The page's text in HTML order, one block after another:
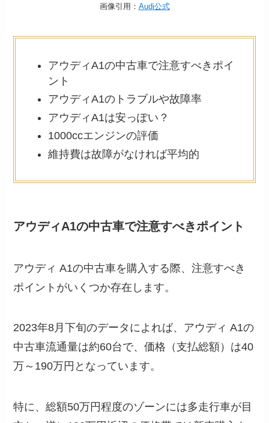
画像引用： Audi公式
アウディA1の中古車で注意すべきポイ
ント
アウディA1のトラブルや故障率
アウディA1は安っぽい？
1000ccエンジンの評価
維持費は故障がなければ平均的
アウディA1の中古車で注意すべきポイント
アウディ A1の中古車を購入する際、注意すべき
ポイントがいくつか存在します。
2023年8月下旬のデータによれば、アウディ A1の
中古車流通量は約60台で、価格（支払総額）は40
万～190万円となっています。
特に、総額50万円程度のゾーンには多走行車が目